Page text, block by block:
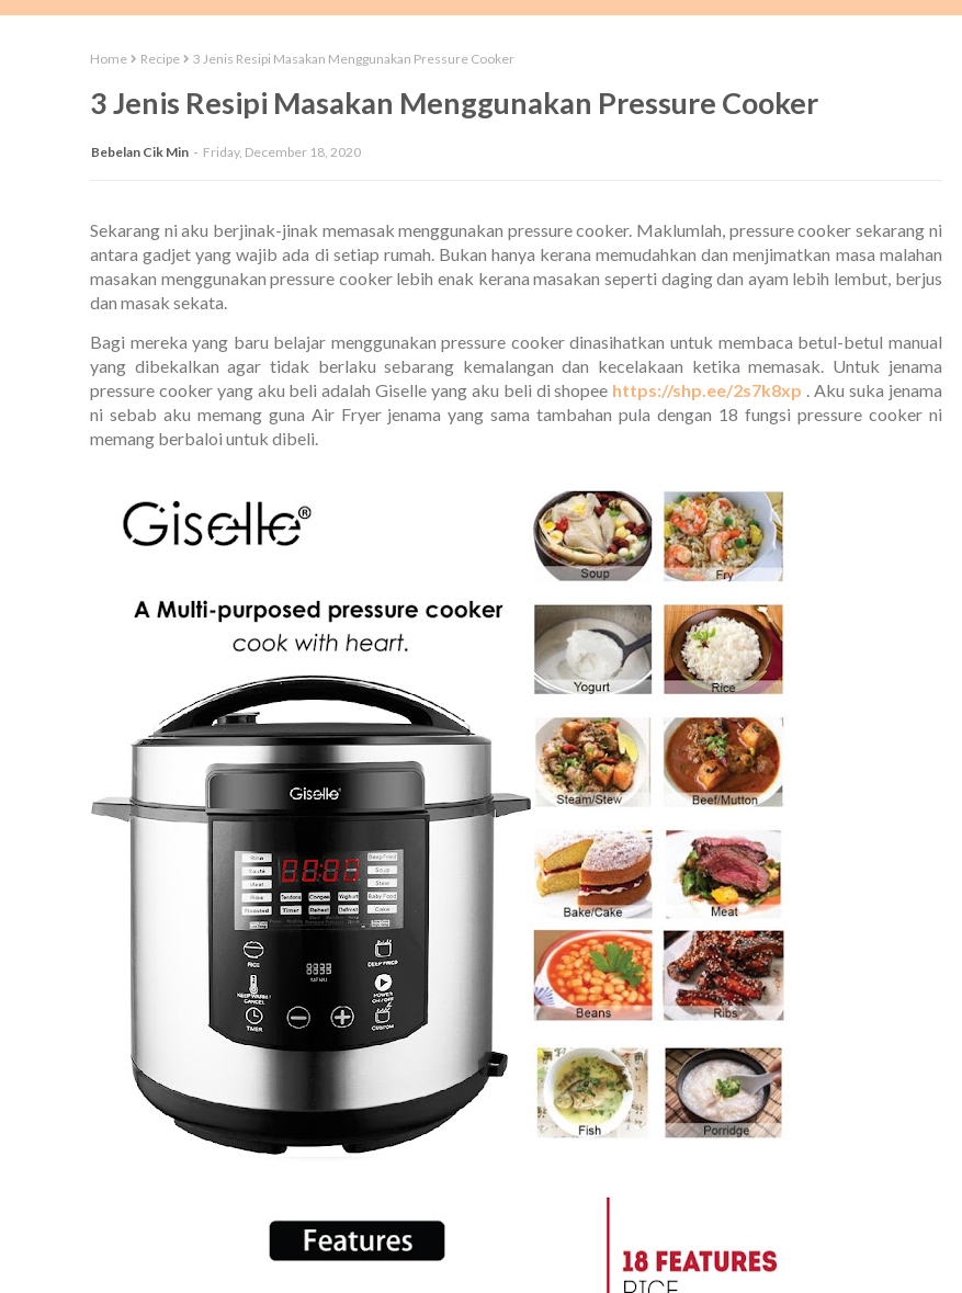
Home Recipe 3 Jenis Resipi Masakan Menggunakan Pressure Cooker
3 Jenis Resipi Masakan Menggunakan Pressure Cooker
Bebelan Cik Min Friday, December 18, 2020
Sekarang ni aku berjinak-jinak memasak menggunakan pressure cooker. Maklumlah, pressure cooker sekarang ni
antara gadjet yang wajib ada di setiap rumah. Bukan hanya kerana memudahkan dan menjimatkan masa malahan
masakan menggunakan pressure cooker lebih enak kerana masakan seperti daging dan ayam lebih lembut, berjus
dan masak sekata.
Bagi mereka yang baru belajar menggunakan pressure cooker dinasihatkan untuk membaca betul-betul manual
yang dibekalkan agar tidak berlaku sebarang kemalangan dan kecelakaan ketika memasak. Untuk jenama
pressure cooker yang aku beli adalah Giselle yang aku beli di shopee https://shp.ee/2s7k8xp . Aku suka jenama
ni sebab aku memang guna Air Fryer jenama yang sama tambahan pula dengan 18 fungsi pressure cooker ni
memang berbaloi untuk dibeli.